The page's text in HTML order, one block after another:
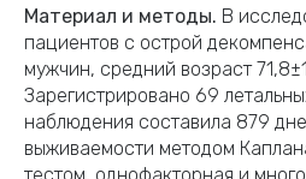
Материал и методы. В
пациентов с острой
мужчин, средний возраст
Зарегистрировано 69
наблюдения составила 879
выживаемости методом